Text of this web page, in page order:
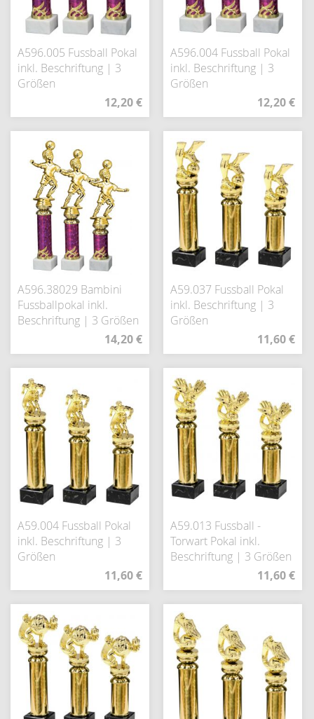
A596.005 Fussball Pokal
inkl. Beschriftung | 3
Größen
12,20 €
A596.004 Fussball Pokal
inkl. Beschriftung | 3
Größen
12,20 €
A596.38029 Bambini
Fussballpokal inkl.
Beschriftung | 3 Größen
14,20 €
A59.037 Fussball Pokal
inkl. Beschriftung | 3
Größen
11,60 €
A59.004 Fussball Pokal
inkl. Beschriftung | 3
Größen
11,60 €
A59.013 Fussball -
Torwart Pokal inkl.
Beschriftung | 3 Größen
11,60 €